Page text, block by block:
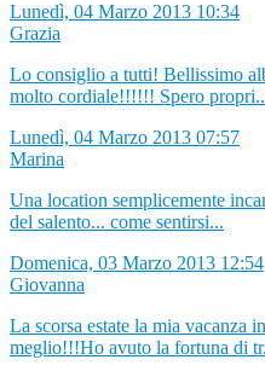
Lunedì, 04 Marzo 2013 10:34
Grazia
Lo consiglio a tutti! Bellissimo
molto cordiale!!!!!! Spero
Lunedì, 04 Marzo 2013 07:57
Marina
Una location semplicemente
del salento... come sentirsi...
Domenica, 03 Marzo 2013 12:54
Giovanna
La scorsa estate la mia vacanza
meglio!!!Ho avuto la fortuna di